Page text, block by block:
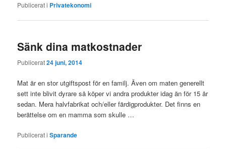
Publicerat i Privatekonomi
Sänk dina matkostnader
Publicerat24 juni, 2014
Mat är en stor utgiftspost för en familj. Även om maten generellt
sett inte blivit dyrare så köper vi andra produkter idag än för 15 år
sedan. Mera halvfabrikat och/eller färdigprodukter. Det finns en
berättelse om en mamma som skulle …
Publicerat i Sparande